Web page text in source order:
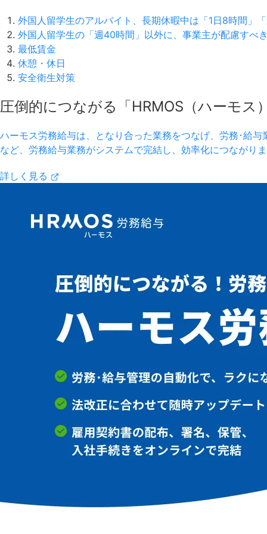
外国人留学生のアルバイト、長期休暇中は「1日8時間」
外国人留学生の「週40時間」以外に、事業主が配慮すべ
最低賃金
休憩・休日
安全衛生対策
圧倒的につながる「HRMOS（ハーモス
ハーモス労務給与は、となり合った業務をつなげ、労務･給
など、労務給与業務がシステムで完結し、効率化につながり
詳しく見る